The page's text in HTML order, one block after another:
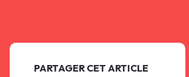
PARTAGER CET ARTICLE